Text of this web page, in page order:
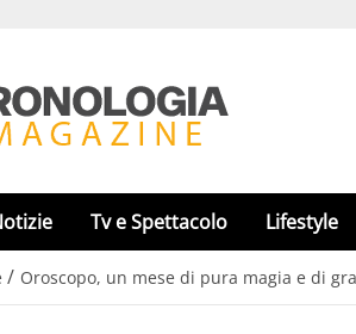
Tv e Spettacolo Lifestyle
/ Oroscopo, un mese di pura magia e di